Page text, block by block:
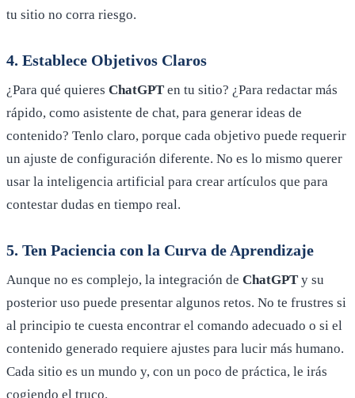
tu sitio no corra riesgo.
4. Establece Objetivos Claros
¿Para qué quieres ChatGPT en tu sitio? ¿Para redactar más
rápido, como asistente de chat, para generar ideas de
contenido? Tenlo claro, porque cada objetivo puede requerir
un ajuste de configuración diferente. No es lo mismo querer
usar la inteligencia artificial para crear artículos que para
contestar dudas en tiempo real.
5. Ten Paciencia con la Curva de Aprendizaje
Aunque no es complejo, la integración de ChatGPT y su
posterior uso puede presentar algunos retos. No te frustres si
al principio te cuesta encontrar el comando adecuado o si el
contenido generado requiere ajustes para lucir más humano.
Cada sitio es un mundo y, con un poco de práctica, le irás
cogiendo el truco.